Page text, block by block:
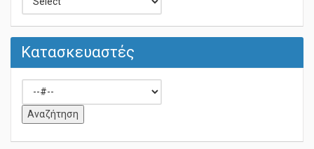
Κατασκευαστές